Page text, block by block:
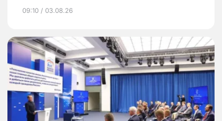
09:10 / 03.08.26